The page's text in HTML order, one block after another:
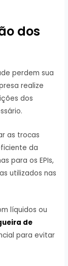
dos
perdem sua
realize
dos
as trocas
da
para os EPIs,
utilizados nas
líquidos ou
de
para evitar